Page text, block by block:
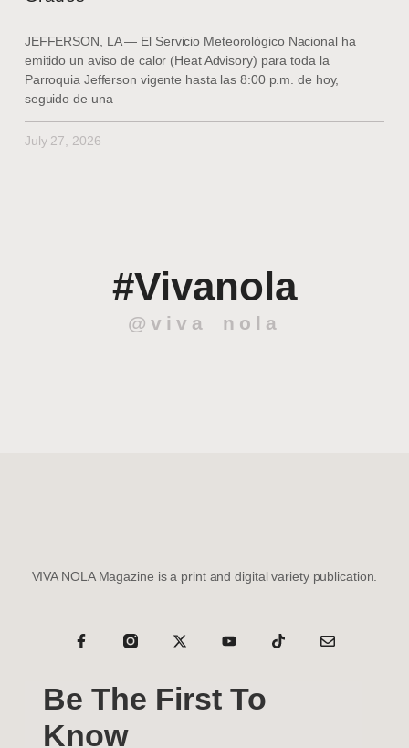
JEFFERSON, LA — El Servicio Meteorológico Nacional ha
emitido un aviso de calor (Heat Advisory) para toda la
Parroquia Jefferson vigente hasta las 8:00 p.m. de hoy,
seguido de una
July 27, 2026
#Vivanola
@viva_nola
VIVA NOLA Magazine is a print and digital variety publication.
Be The First To
Know